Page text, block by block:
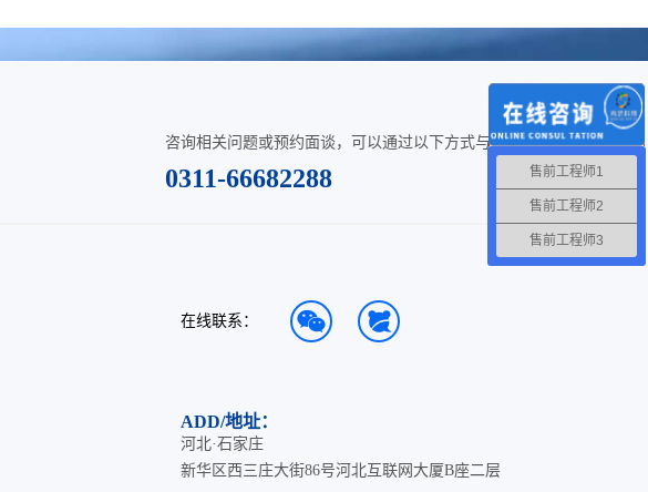
咨询相关问题或预约面谈，可以通过以下方式与我们联系。
0311-66682288
在线联系：
ADD/地址：
河北·石家庄
新华区西三庄大街86号河北互联网大厦B座二层
售前工程师1
售前工程师2
售前工程师3